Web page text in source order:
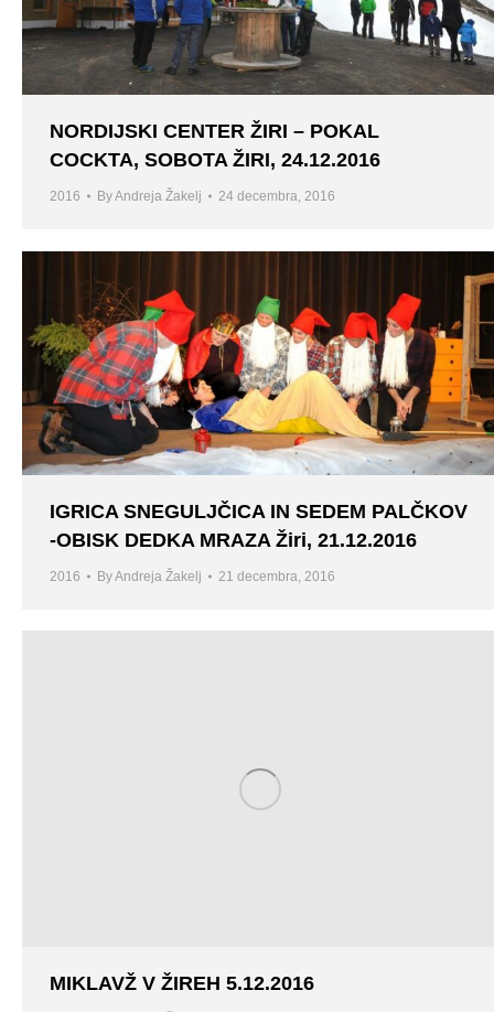
NORDIJSKI CENTER ŽIRI – POKAL
COCKTA, SOBOTA ŽIRI, 24.12.2016
2016 ByAndreja Žakelj 24 decembra, 2016
IGRICA SNEGULJČICA IN SEDEM PALČKOV
-OBISK DEDKA MRAZA Žiri, 21.12.2016
2016 ByAndreja Žakelj 21 decembra, 2016
MIKLAVŽ V ŽIREH 5.12.2016